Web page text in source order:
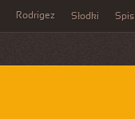
Rodrigez Słodki Spis